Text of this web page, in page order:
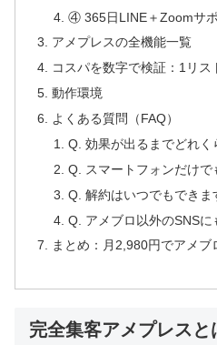
④ 365日LINE＋Zoomサ
アメプレスの全機能一覧
コスパを数字で検証：1リス
動作環境
よくある質問（FAQ）
Q. 効果が出るまでどれく
Q. スマートフォンだけで
Q. 解約はいつでもできま
Q. アメブロ以外のSNSに
まとめ：月2,980円でアメ
完全集客アメプレスと